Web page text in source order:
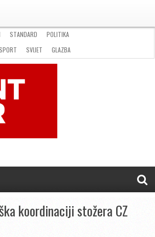
STANDARD
POLITIKA
SVIJET
GLAZBA
IN BH KONTAKT
koordinaciji stožera CZ